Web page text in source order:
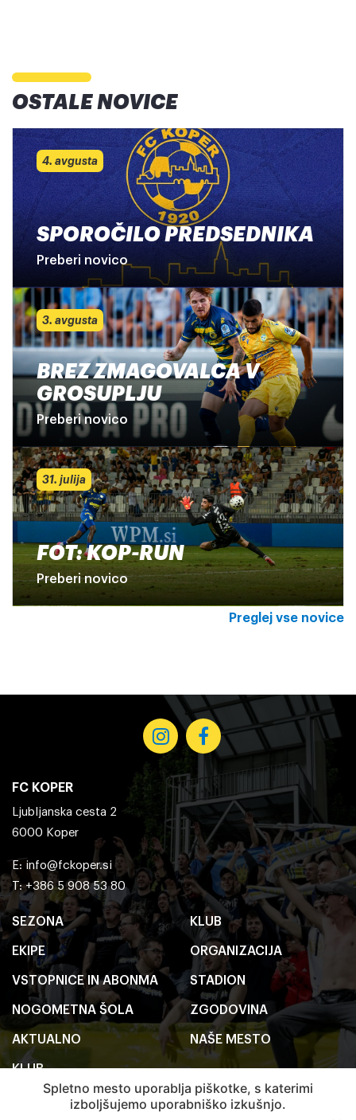
OSTALE NOVICE
4. avgusta
SPOROČILO PREDSEDNIKA
Preberi novico
3. avgusta
BREZ ZMAGOVALCA V
GROSUPLJU
Preberi novico
31. julija
FOT: KOP-RUN
Preberi novico
Preglej vse novice
SEZONA
EKIPE
VSTOPNICE IN ABONMA
NOGOMETNA ŠOLA
AKTUALNO
KLUB
KLUB
ORGANIZACIJA
STADION
ZGODOVINA
NAŠE MESTO
FC KOPER
Ljubljanska cesta 2
6000 Koper
E: info@fckoper.si
T: +386 5 908 53 80
Spletno mesto uporablja piškotke, s katerimi
izboljšujemo uporabniško izkušnjo.